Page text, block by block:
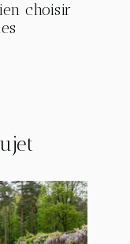
choisir